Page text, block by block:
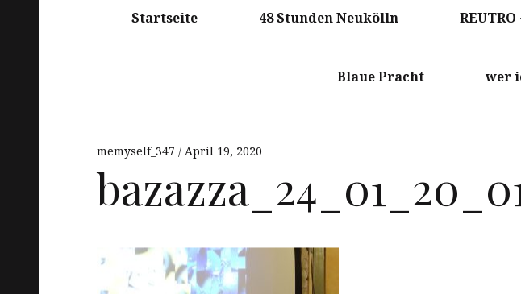
Startseite 48 Stunden Neukölln REUTRO
Blaue Pracht wer
memyself_347 April 19, 2020